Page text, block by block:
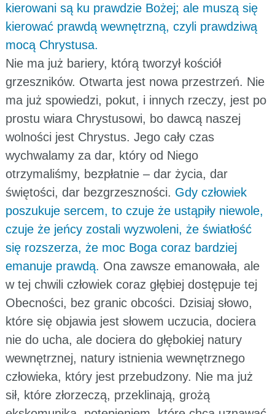
kierowani są ku prawdzie Bożej; ale muszą się
kierować prawdą wewnętrzną, czyli prawdziwą
mocą Chrystusa.
Nie ma już bariery, którą tworzył kościół
grzeszników. Otwarta jest nowa przestrzeń. Nie
ma już spowiedzi, pokut, i innych rzeczy, jest po
prostu wiara Chrystusowi, bo dawcą naszej
wolności jest Chrystus. Jego cały czas
wychwalamy za dar, który od Niego
otrzymaliśmy, bezpłatnie – dar życia, dar
świętości, dar bezgrzeszności. Gdy człowiek
poszukuje sercem, to czuje że ustąpiły niewole,
czuje że jeńcy zostali wyzwoleni, że światłość
się rozszerza, że moc Boga coraz bardziej
emanuje prawdą. Ona zawsze emanowała, ale
w tej chwili człowiek coraz głębiej dostępuje tej
Obecności, bez granic obcości. Dzisiaj słowo,
które się objawia jest słowem uczucia, dociera
nie do ucha, ale dociera do głębokiej natury
wewnętrznej, natury istnienia wewnętrznego
człowieka, który jest przebudzony. Nie ma już
sił, które złorzeczą, przeklinają, grożą